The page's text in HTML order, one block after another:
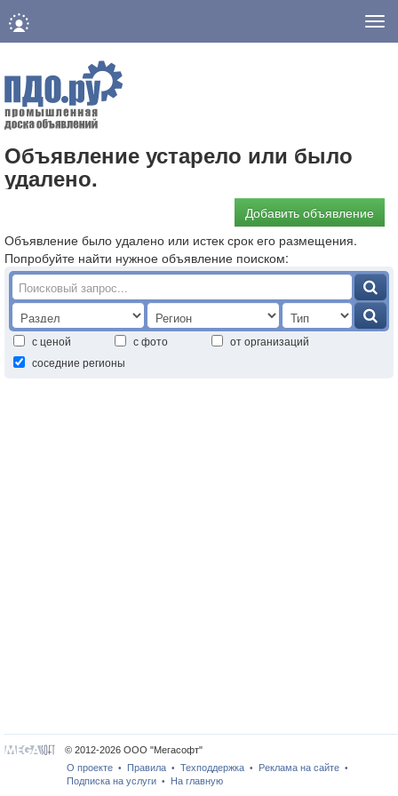
Объявление устарело или было
удалено.
Добавить объявление
Объявление было удалено или истек срок его размещения.
Попробуйте найти нужное объявление поиском:
с ценой с фото
от организаций
соседние регионы
© 2012-2026 ООО "Мегасофт"
О проекте • Правила • Техподдержка • Реклама на сайте •
Подписка на услуги • На главную